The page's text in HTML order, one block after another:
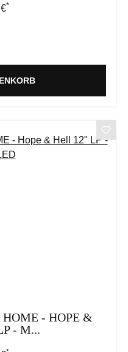
Preis:
*
- HOPE &
- M...